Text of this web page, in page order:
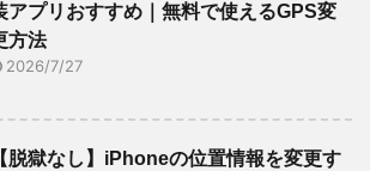
アプリおすすめ｜無料で使えるGPS変
方法
2026/7/27
【脱獄なし】iPhoneの位置情報を変更す